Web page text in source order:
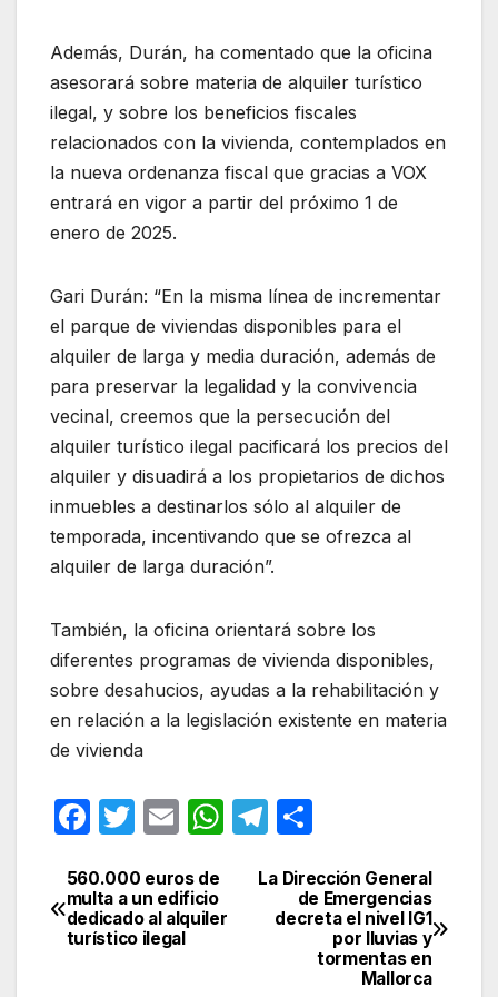
Además, Durán, ha comentado que la oficina
asesorará sobre materia de alquiler turístico
ilegal, y sobre los beneficios fiscales
relacionados con la vivienda, contemplados en
la nueva ordenanza fiscal que gracias a VOX
entrará en vigor a partir del próximo 1 de
enero de 2025.
Gari Durán: “En la misma línea de incrementar
el parque de viviendas disponibles para el
alquiler de larga y media duración, además de
para preservar la legalidad y la convivencia
vecinal, creemos que la persecución del
alquiler turístico ilegal pacificará los precios del
alquiler y disuadirá a los propietarios de dichos
inmuebles a destinarlos sólo al alquiler de
temporada, incentivando que se ofrezca al
alquiler de larga duración”.
También, la oficina orientará sobre los
diferentes programas de vivienda disponibles,
sobre desahucios, ayudas a la rehabilitación y
en relación a la legislación existente en materia
de vivienda
F
c
e
b
T
itt
er
E
ail
W
s
T
e
gr
m
p
ar
Navegación
de
La Dirección General
de Emergencias
decreta el nivel IG1
por lluvias y
tormentas en
Mallorca
560.000 euros de
multa a un edificio
dedicado al alquiler
turístico ilegal